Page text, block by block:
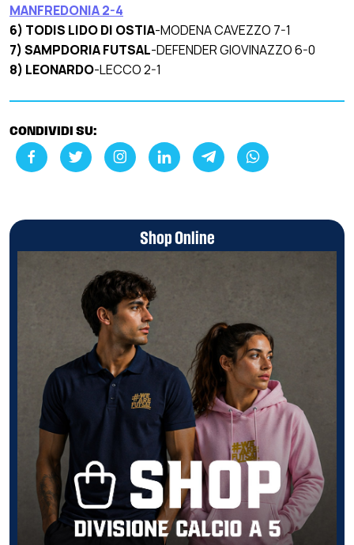
MANFREDONIA 2-4
6) TODIS LIDO DI OSTIA-MODENA CAVEZZO 7-1
7) SAMPDORIA FUTSAL-DEFENDER GIOVINAZZO 6-0
8) LEONARDO-LECCO 2-1
CONDIVIDI SU:
Shop Online